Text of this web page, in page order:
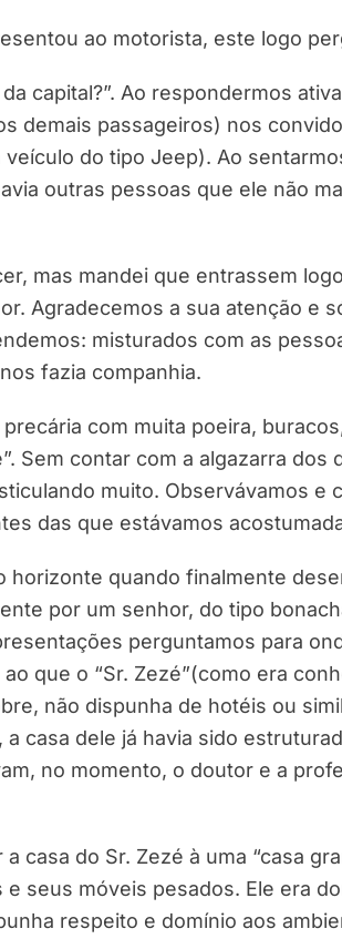
ao motorista, este logo
da capital?”. Ao respondermos
demais passageiros) nos
veículo do tipo Jeep). Ao
outras pessoas que ele não
mas mandei que entrassem
Agradecemos a sua atenção e
misturados com as
fazia companhia.
com muita poeira,
Sem contar com a algazarra dos
muito. Observávamos e
das que estávamos
horizonte quando finalmente
por um senhor, do tipo
perguntamos para
que o “Sr. Zezé”(como era
não dispunha de hotéis ou
casa dele já havia sido
no momento, o doutor e a
casa do Sr. Zezé à uma “casa
seus móveis pesados. Ele era
respeito e domínio aos